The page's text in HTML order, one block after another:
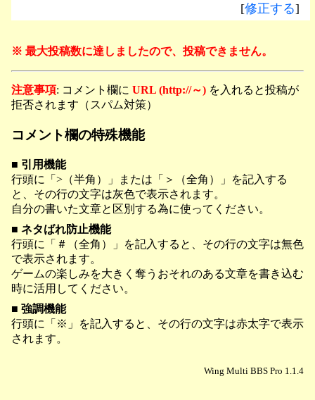
[修正する]
※ 最大投稿数に達しましたので、投稿できません。
注意事項: コメント欄に URL (http://～) を入れると投稿が
拒否されます（スパム対策）
コメント欄の特殊機能
■ 引用機能
行頭に「>（半角）」または「＞（全角）」を記入する
と、その行の文字は灰色で表示されます。
自分の書いた文章と区別する為に使ってください。
■ ネタばれ防止機能
行頭に「＃（全角）」を記入すると、その行の文字は無色
で表示されます。
ゲームの楽しみを大きく奪うおそれのある文章を書き込む
時に活用してください。
■ 強調機能
行頭に「※」を記入すると、その行の文字は赤太字で表示
されます。
Wing Multi BBS Pro 1.1.4